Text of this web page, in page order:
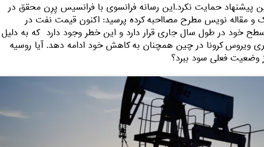
پیشنهاد حمایت نکرد.این رسانه فرانسوی با فرانسیس پِرِن محقق در
و مقاله نویس مطرح مصااحبه کرده پرسید: اکنون قیمت نفت در
سطح خود در طول سال جاری قرار دارد و این خطر وجود دارد که به دلیل
ویروس کرونا در چین همچنان به کاهش خود ادامه دهد. آیا روسیه
وضعیت فعلی سود ببرد؟